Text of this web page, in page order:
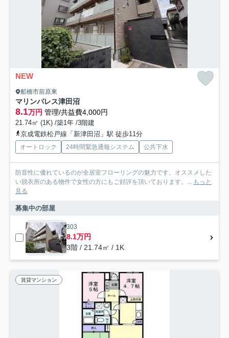
NEW
船橋市前原東
マリンパレス津田沼
8.1万円 管理/共益費4,000円
21.74㎡ (1K) /築1年 /3階建
京成電鉄松戸線「新津田沼」駅 徒歩11分
オートロック 24時間緊急通報システム 公共下水
防音性に優れているのが全居室フローリングの魅力です。オススメした
い脱衣所のある物件で女性の方にもご好評を頂いております。... もっと
見る
募集中の部屋
303
8.1万円
3階 / 21.74㎡ / 1K
賃貸マンション